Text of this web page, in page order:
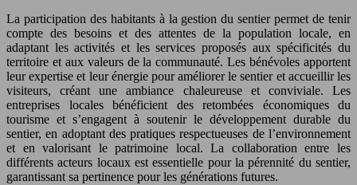
La participation des habitants à la gestion du sentier permet de tenir
compte des besoins et des attentes de la population locale, en
adaptant les activités et les services proposés aux spécificités du
territoire et aux valeurs de la communauté. Les bénévoles apportent
leur expertise et leur énergie pour améliorer le sentier et accueillir les
visiteurs, créant une ambiance chaleureuse et conviviale. Les
entreprises locales bénéficient des retombées économiques du
tourisme et s’engagent à soutenir le développement durable du
sentier, en adoptant des pratiques respectueuses de l’environnement
et en valorisant le patrimoine local. La collaboration entre les
différents acteurs locaux est essentielle pour la pérennité du sentier,
garantissant sa pertinence pour les générations futures.